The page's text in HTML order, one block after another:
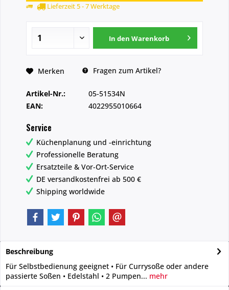
Lieferzeit 5 - 7 Werktage
In den Warenkorb
Merken Fragen zum Artikel?
Artikel-Nr.:
05-51534N
EAN:
4022955010664
Service
Küchenplanung und -einrichtung
Professionelle Beratung
Ersatzteile & Vor-Ort-Service
DE versandkostenfrei ab 500 €
Shipping worldwide
Beschreibung
Für Selbstbedienung geeignet • Für Currysoße oder andere
passierte Soßen • Edelstahl • 2 Pumpen... mehr